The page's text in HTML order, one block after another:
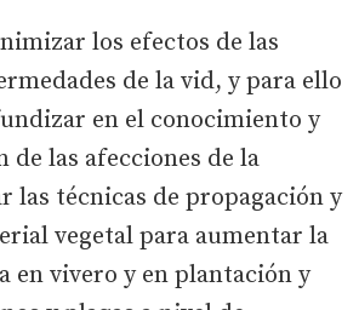
los efectos de las
de la vid, y para ello
en el conocimiento y
de las afecciones de la
las técnicas de propagación y
vegetal para aumentar la
en vivero y en plantación y